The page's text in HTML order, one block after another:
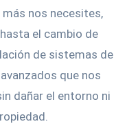
más nos necesites,
el cambio de
de sistemas de
que nos
dañar el entorno ni